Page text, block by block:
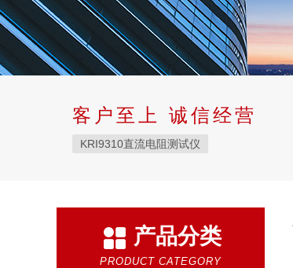
客户至上 诚信经营
KRI9310直流电阻测试仪
产品分类
PRODUCT CATEGORY